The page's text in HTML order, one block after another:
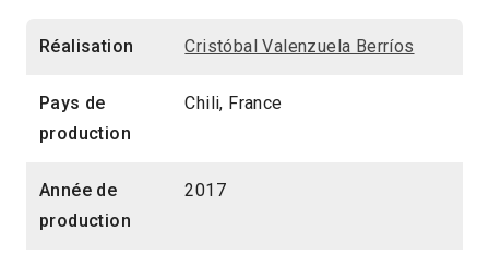
Réalisation Cristóbal Valenzuela Berríos
Pays de
production
Chili, France
Année de
production
2017